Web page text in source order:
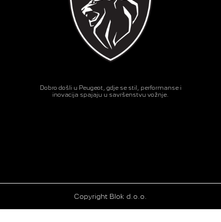
Dobro došli u Peugeot, gdje se stil, performanse i
inovacija spajaju u savršenstvu vožnje.
Copyright Blok d.o.o.